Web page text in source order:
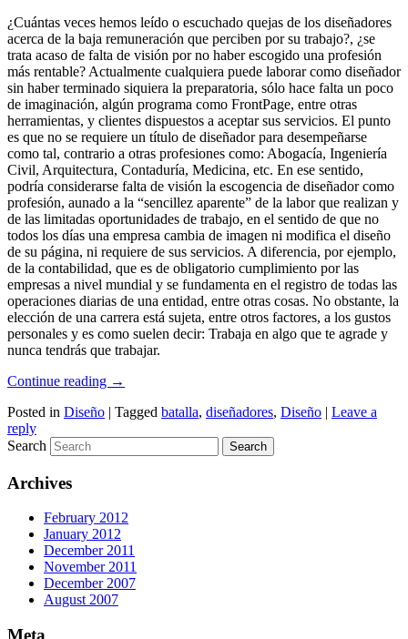
¿Cuántas veces hemos leído o escuchado quejas de los diseñadores
acerca de la baja remuneración que perciben por su trabajo?, ¿se
trata acaso de falta de visión por no haber escogido una profesión
más rentable? Actualmente cualquiera puede laborar como diseñador
sin haber terminado siquiera la preparatoria, sólo hace falta un poco
de imaginación, algún programa como FrontPage, entre otras
herramientas, y clientes dispuestos a aceptar sus servicios. El punto
es que no se requiere un título de diseñador para desempeñarse
como tal, contrario a otras profesiones como: Abogacía, Ingeniería
Civil, Arquitectura, Contaduría, Medicina, etc. En ese sentido,
podría considerarse falta de visión la escogencia de diseñador como
profesión, aunado a la “sencillez aparente” de la labor que realizan y
de las limitadas oportunidades de trabajo, en el sentido de que no
todos los días una empresa cambia de imagen ni modifica el diseño
de su página, ni requiere de sus servicios. A diferencia, por ejemplo,
de la contabilidad, que es de obligatorio cumplimiento por las
empresas a nivel mundial y se fundamenta en el registro de todas las
operaciones diarias de una entidad, entre otras cosas. No obstante, la
elección de una carrera está sujeta, entre otros factores, a los gustos
personales y es como suelen decir: Trabaja en algo que te agrade y
nunca tendrás que trabajar.
Continue reading →
Posted in Diseño | Tagged batalla, diseñadores, Diseño | Leave a
reply
Search
Archives
February 2012
January 2012
December 2011
November 2011
December 2007
August 2007
Meta